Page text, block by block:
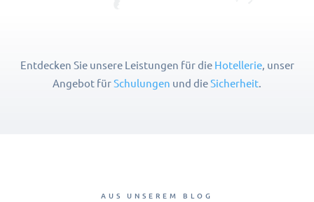
Entdecken Sie unsere Leistungen für die Hotellerie, unser
Angebot fürSchulungen und dieSicherheit.
AUS UNSEREM BLOG